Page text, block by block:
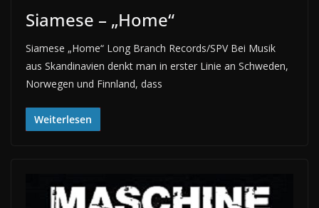
Siamese – „Home“
Siamese „Home“ Long Branch Records/SPV Bei Musik
aus Skandinavien denkt man in erster Linie an Schweden,
Norwegen und Finnland, dass
Weiterlesen